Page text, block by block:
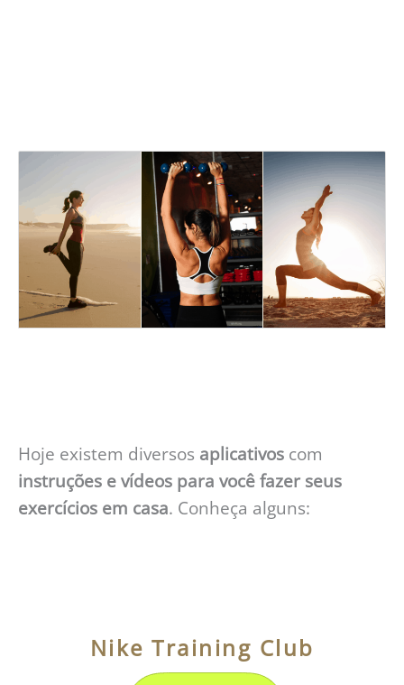
Hoje existem diversos aplicativos com
instruções e vídeos para você fazer seus
exercícios em casa. Conheça alguns:
Nike Training Club